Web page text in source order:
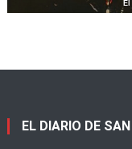
EL DIARIO DE